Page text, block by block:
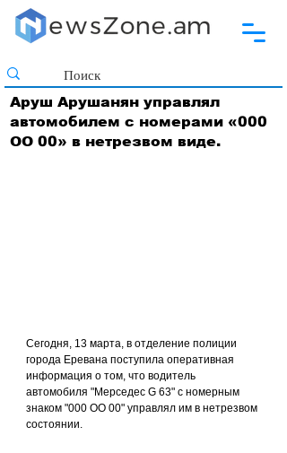
Аруш Арушанян управлял
автомобилем с номерами «000
ОО 00» в нетрезвом виде.
Сегодня, 13 марта, в отделение полиции
города Еревана поступила оперативная
информация о том, что водитель
автомобиля "Мерседес G 63" с номерным
знаком "000 ОО 00" управлял им в нетрезвом
состоянии.